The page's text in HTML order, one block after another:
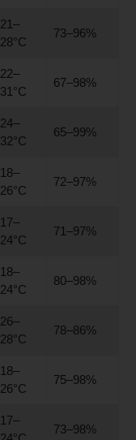
21–
28°C
73–96%
22–
31°C
67–98%
24–
32°C
65–99%
18–
26°C
72–97%
17–
24°C
71–97%
18–
24°C
80–98%
26–
28°C
78–86%
18–
26°C
75–98%
17–
73–98%